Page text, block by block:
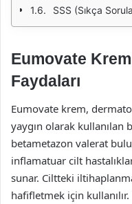
SSS (Sıkça
Eumovate
Faydaları
Eumovate krem,
yaygın olarak kullanılan
betametazon valerat
inflamatuar cilt
sunar. Ciltteki
hafifletmek için